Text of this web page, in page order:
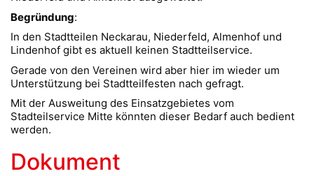
Begründung:
In den Stadtteilen Neckarau, Niederfeld, Almenhof und
Lindenhof gibt es aktuell keinen Stadtteilservice.
Gerade von den Vereinen wird aber hier im wieder um
Unterstützung bei Stadtteilfesten nach gefragt.
Mit der Ausweitung des Einsatzgebietes vom
Stadteilservice Mitte könnten dieser Bedarf auch bedient
werden.
Dokument